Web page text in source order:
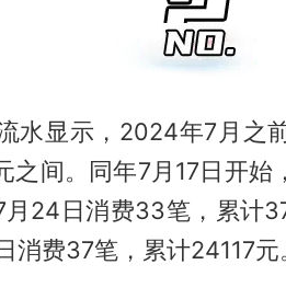
水显示，2024年7月之
之间。同年7月17日开始
24日消费33笔，累计
费37笔，累计24117元